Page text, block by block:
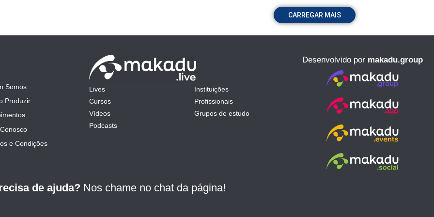
CARREGAR MAIS
Somos
Produzir
e Condições
Lives
Cursos
Vídeos
Podcasts
Instituições
Profissionais
Grupos de estudo
Desenvolvido por makadu.group
de ajuda? Nos chame no chat da página!